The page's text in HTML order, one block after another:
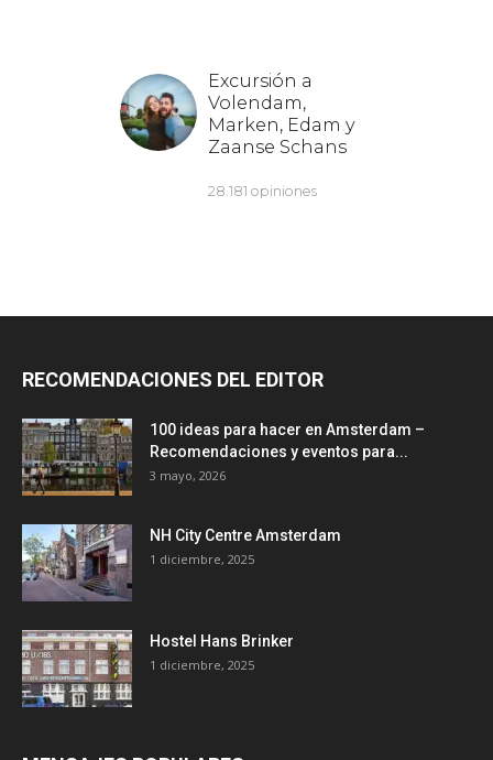
RECOMENDACIONES DEL EDITOR
100 ideas para hacer en Amsterdam –
Recomendaciones y eventos para...
3 mayo, 2026
NH City Centre Amsterdam
1 diciembre, 2025
Hostel Hans Brinker
1 diciembre, 2025